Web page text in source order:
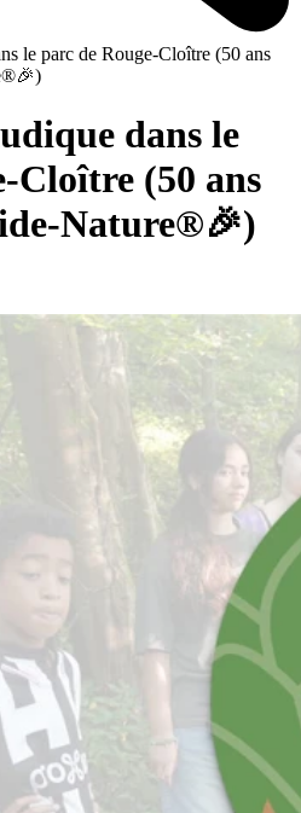
le parc de Rouge-Cloître (50 ans
dans le
Cloître (50 ans
Nature®🎉)